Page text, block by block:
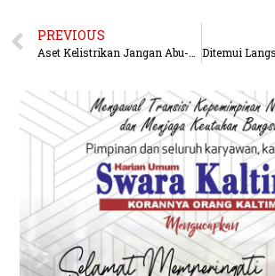
PREVIOUS